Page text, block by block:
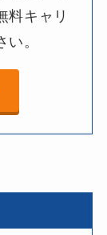
料キャリ
。​